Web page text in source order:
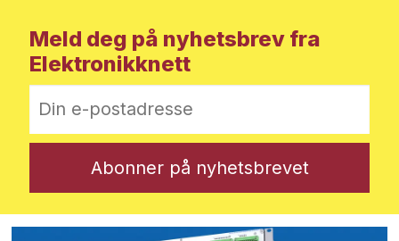
Meld deg på nyhetsbrev fra
Elektronikknett